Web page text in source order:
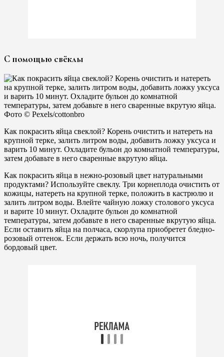
С помощью свёклы
Как покрасить яйца свеклой? Корень очистить и натереть на
крупной терке, залить литром воды, добавить ложку уксуса и
варить 10 минут. Охладите бульон до комнатной температуры,
затем добавьте в него сваренные вкрутую яйца.
Как покрасить яйца в нежно-розовый цвет натуральными
продуктами? Используйте свеклу. Три корнеплода очистить от
кожицы, натереть на крупной терке, положить в кастрюлю и
залить литром воды. Влейте чайную ложку столового уксуса
и варите 10 минут. Охладите бульон до комнатной
температуры, затем добавьте в него сваренные вкрутую яйца.
Если оставить яйца на полчаса, скорлупа приобретет бледно-
розовый оттенок. Если держать всю ночь, получится
бордовый цвет.